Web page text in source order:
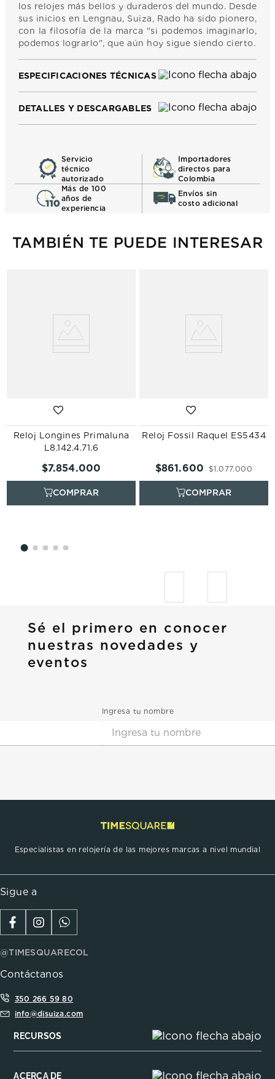
los relojes más bellos y duraderos del mundo. Desde
sus inicios en Lengnau, Suiza, Rado ha sido pionero,
con la filosofía de la marca "si podemos imaginarlo,
podemos lograrlo", que aún hoy sigue siendo cierto.
ESPECIFICACIONES TÉCNICAS
DETALLES Y DESCARGABLES
Servicio
técnico
autorizado
Importadores
directos para
Colombia
Más de 100
años de
experiencia
Envíos sin
costo adicional
TAMBIÉN TE PUEDE INTERESAR
Reloj Longines Primaluna
L8.142.4.71.6
$7.854.000
Reloj Fossil Raquel ES5434
$1 .077.000
$861.600
Sé el primero en conocer
nuestras novedades y
eventos
Ingresa tu nombre
Especialistas en relojería de las mejores marcas a nivel mundial
Sigue a
@TIMESQUARECOL
Contáctanos
350 266 59 80
info@disuiza.com
RECURSOS
ACERCA DE